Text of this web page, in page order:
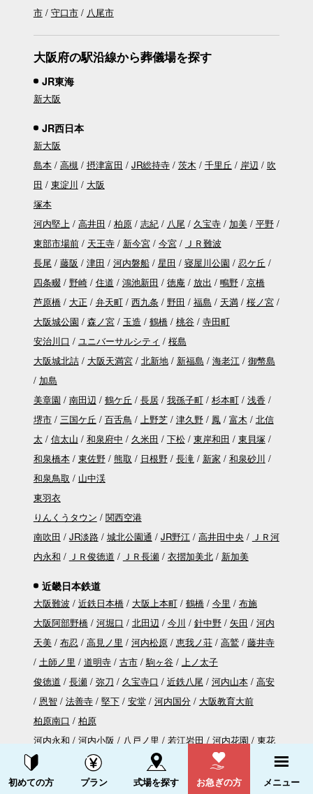
市
守口市 八尾市
大阪府の駅沿線から葬儀場を探す
JR東海
新大阪
JR西日本
新大阪
島本
高槻 摂津富田 JR総持寺 茨木 千里丘 岸辺
吹
田
東淀川
大阪
塚本
河内堅上
高井田 柏原 志紀 八尾 久宝寺 加美
平野
東部市場前
天王寺 新今宮 今宮
ＪＲ難波
長尾
藤阪 津田 河内磐船 星田 寝屋川公園
忍ケ丘
四条畷
野崎 住道 鴻池新田 徳庵 放出 鴫野
京橋
芦原橋
大正 弁天町 西九条 野田 福島 天満
桜ノ宮
大阪城公園
森ノ宮 玉造 鶴橋 桃谷
寺田町
安治川口
ユニバーサルシティ
桜島
大阪城北詰
大阪天満宮 北新地 新福島 海老江
御幣島
加島
美章園
南田辺 鶴ケ丘 長居 我孫子町 杉本町
浅香
堺市
三国ケ丘 百舌鳥 上野芝 津久野 鳳 富木
北信
太
信太山 和泉府中 久米田 下松 東岸和田
東貝塚
和泉橋本
東佐野 熊取 日根野 長滝 新家
和泉砂川
和泉鳥取
山中渓
東羽衣
りんくうタウン
関西空港
南吹田
JR淡路 城北公園通 JR野江 高井田中央
ＪＲ河
内永和
ＪＲ俊徳道 ＪＲ長瀬 衣摺加美北 新加美
近畿日本鉄道
大阪難波 近鉄日本橋 大阪上本町 鶴橋 今里
布施
大阪阿部野橋
河堀口 北田辺 今川 針中野 矢田
河内
天美
布忍 高見ノ里 河内松原 恵我ノ荘 高鷲
藤井寺
土師ノ里
道明寺 古市 駒ヶ谷
上ノ太子
俊徳道
長瀬 弥刀 久宝寺口 近鉄八尾 河内山本
高安
恩智
法善寺 堅下 安堂 河内国分
大阪教育大前
柏原南口
柏原
河内永和
河内小阪 八戸ノ里 若江岩田 河内花園
東花
園
枚岡
石切
服部川
信貴山口
資料請求する 電話をかける
初めての方 プラン 式場を探す お急ぎの方 メニュー